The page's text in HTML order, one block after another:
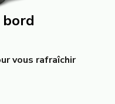
bord
vous rafraîchir